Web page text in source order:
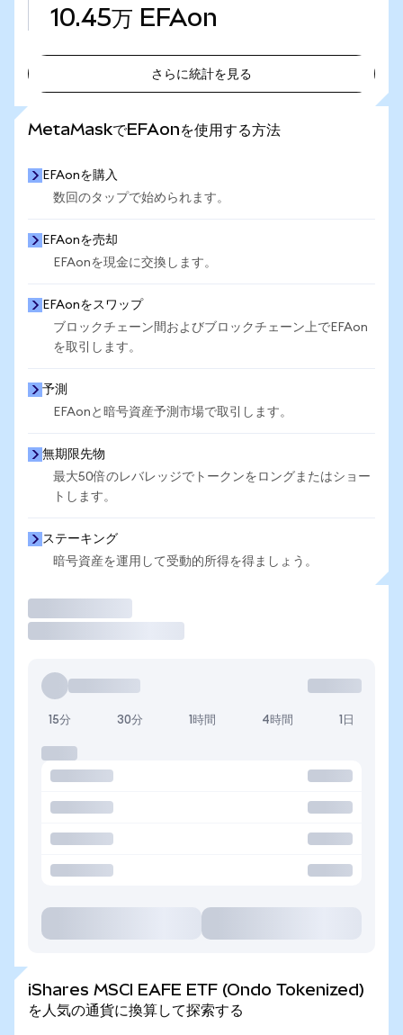
10.45万 EFAon
さらに統計を見る
MetaMaskでEFAonを使用する方法
EFAonを購入
数回のタップで始められます。
EFAonを売却
EFAonを現金に交換します。
EFAonをスワップ
ブロックチェーン間およびブロックチェーン上でEFAon
を取引します。
予測
EFAonと暗号資産予測市場で取引します。
無期限先物
最大50倍のレバレッジでトークンをロングまたはショー
トします。
ステーキング
暗号資産を運用して受動的所得を得ましょう。
15分 30分 1時間 4時間 1日
iShares MSCI EAFE ETF (Ondo Tokenized)
を人気の通貨に換算して探索する